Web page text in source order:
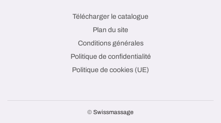
Télécharger le catalogue
Plan du site
Conditions générales
Politique de confidentialité
Politique de cookies (UE)
© Swissmassage